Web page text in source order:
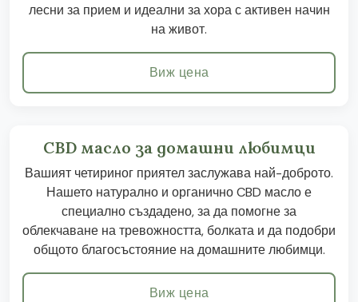
лесни за прием и идеални за хора с активен начин
на живот.
Виж цена
CBD масло за домашни любимци
Вашият четириног приятел заслужава най-доброто.
Нашето натурално и органично CBD масло е
специално създадено, за да помогне за
облекчаване на тревожността, болката и да подобри
общото благосъстояние на домашните любимци.
Виж цена